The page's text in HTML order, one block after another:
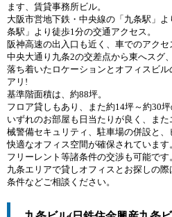
ます、賃貸事務所ビル。
大阪市営地下鉄・中央線の「九条駅」
条駅」より徒歩1分の交通アクセス。
阪神高速の出入口も近く、車でのアクセ
中央大通り九条2の交差点から東へスグ
落ち着いたロケーションとオフィスビ
アリ!
基準階面積は、約88坪。
フロア貸しもあり、また約14坪～約30
いずれのお部屋も日当たりが良く、ま
械警備セキュリティ、駐車場の併設と、
快適なオフィス空間が確保されています
フリーレント等諸条件の交渉も可能です
九条エリアで貸しオフィスとお探しの
条件などご相談ください。